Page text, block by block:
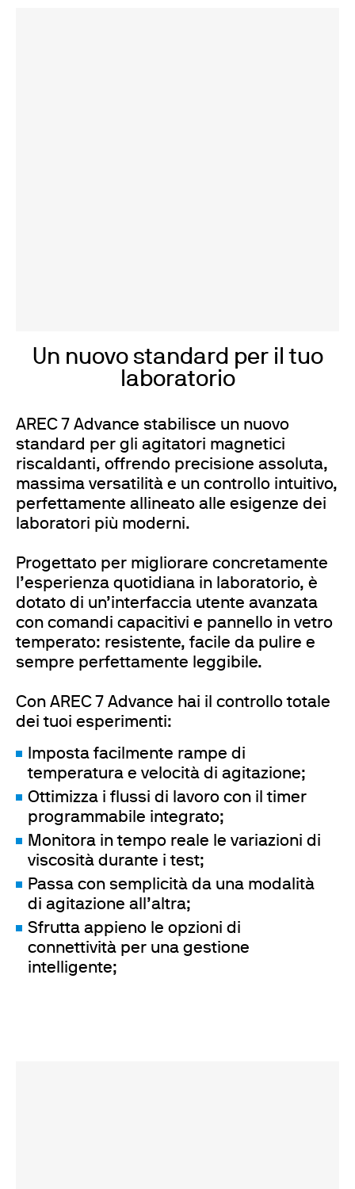
Un nuovo standard per il tuo
laboratorio
AREC 7 Advance stabilisce un nuovo
standard per gli agitatori magnetici
riscaldanti, offrendo precisione assoluta,
massima versatilità e un controllo intuitivo,
perfettamente allineato alle esigenze dei
laboratori più moderni.
Progettato per migliorare concretamente
l’esperienza quotidiana in laboratorio, è
dotato di un’interfaccia utente avanzata
con comandi capacitivi e pannello in vetro
temperato: resistente, facile da pulire e
sempre perfettamente leggibile.
Con AREC 7 Advance hai il controllo totale
dei tuoi esperimenti:
Imposta facilmente rampe di
temperatura e velocità di agitazione;
Ottimizza i flussi di lavoro con il timer
programmabile integrato;
Monitora in tempo reale le variazioni di
viscosità durante i test;
Passa con semplicità da una modalità
di agitazione all’altra;
Sfrutta appieno le opzioni di
connettività per una gestione
intelligente;